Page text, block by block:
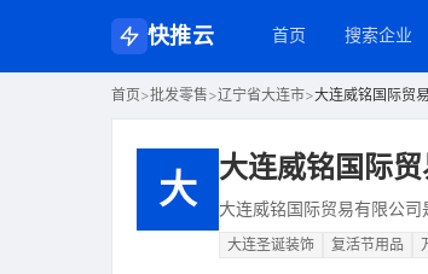
快推云 首页 搜索企业
首页>批发零售>辽宁省大连市>大连威铭国际贸
大 大连威铭国际
大连威铭国际贸易有限公
大连圣诞装饰 复活节用品